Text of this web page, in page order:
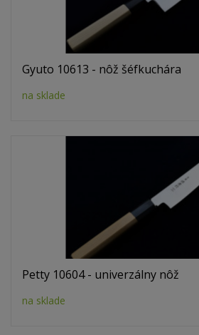
Gyuto 10613 - nôž šéfkuchára
na sklade
Petty 10604 - univerzálny nôž
na sklade